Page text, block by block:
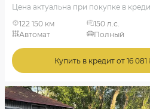
Цена актуальна при покупке в
122 150 км
150 л.с.
Автомат
Полный
Купить в кредит от 16 081